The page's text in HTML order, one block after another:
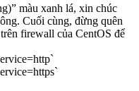
màu xanh lá, xin chúc
Cuối cùng, đừng quên
firewall của CentOS để